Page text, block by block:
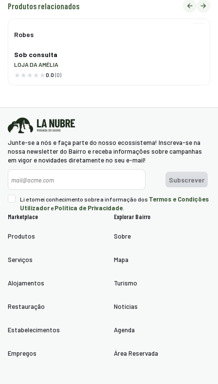
Produtos relacionados
Robes
Sob consulta
LOJA DA AMÉLIA
0.0 (0)
Junte-se a nós e faça parte do nosso ecossistema! Inscreva-se na
nossa newsletter do Bairro e receba informações sobre campanhas
em vigor e novidades diretamente no seu e-mail!
Subscrever
Li e tomei conhecimento sobre a informação dos Termos e Condições
Utilizador ePolítica de Privacidade
Marketplace
Produtos
Serviços
Alojamentos
Restauração
Estabelecimentos
Empregos
Explorar Bairro
Sobre
Mapa
Turismo
Notícias
Agenda
Área Reservada